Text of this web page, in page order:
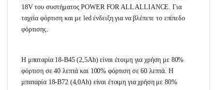
18V του συστήματος POWER FOR ALL ALLIANCE. Για
ταχεία φόρτιση και με led ένδειξη για να βλέπετε το επίπεδο
φόρτισης.
Η μπαταρία 18-B45 (2,5Ah) είναι έτοιμη για χρήση με 80%
φόρτιση σε 40 λεπτά και 100% φόρτιση σε 60 λεπτά. Η
μπαταρία 18-B72 (4,0Ah) είναι έτοιμη για χρήση με 80%